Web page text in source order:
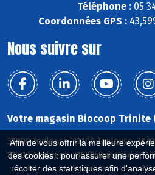
Afin de vous offrir la meilleure
des cookies : pour assurer une
récolter des statistiques afin
Téléphone : 05
Coordonnées GPS :
Nous suivre sur
Votre magasin Biocoop Trinite
31000 Toulouse, 31100 Toulouse,
31400 Toulouse, 31500 Toulouse,